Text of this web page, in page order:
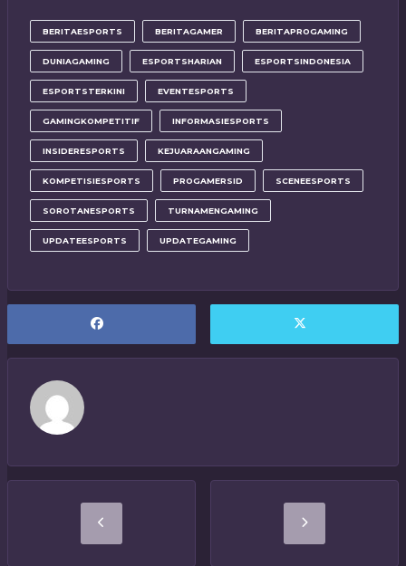
BERITAESPORTS BERITAGAMER BERITAPROGAMING
DUNIAGAMING ESPORTSHARIAN ESPORTSINDONESIA
ESPORTSTERKINI EVENTESPORTS
GAMINGKOMPETITIF INFORMASIESPORTS
INSIDERESPORTS KEJUARAANGAMING
KOMPETISIESPORTS PROGAMERSID SCENEESPORTS
SOROTANESPORTS TURNAMENGAMING
UPDATEESPORTS UPDATEGAMING